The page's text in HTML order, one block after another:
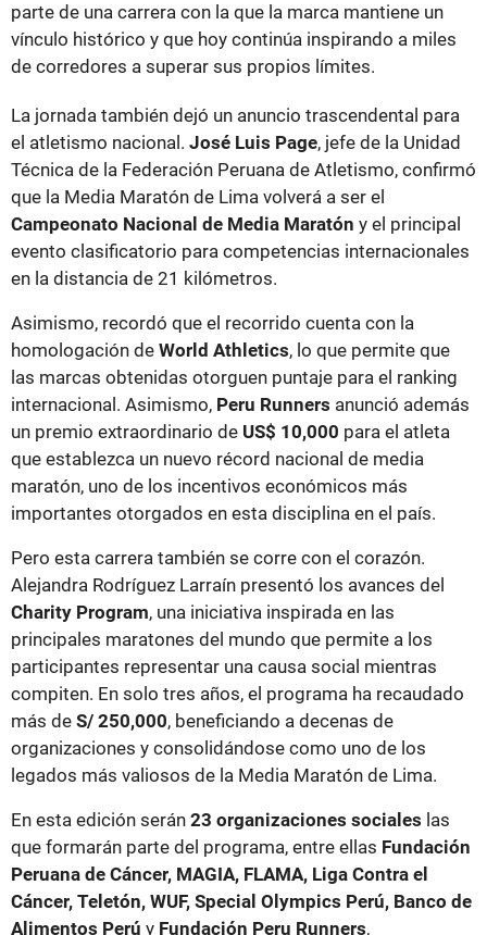
parte de una carrera con la que la marca mantiene un
vínculo histórico y que hoy continúa inspirando a miles
de corredores a superar sus propios límites.
La jornada también dejó un anuncio trascendental para
el atletismo nacional. José Luis Page, jefe de la Unidad
Técnica de la Federación Peruana de Atletismo, confirmó
que la Media Maratón de Lima volverá a ser el
Campeonato Nacional de Media Maratón y el principal
evento clasificatorio para competencias internacionales
en la distancia de 21 kilómetros.
Asimismo, recordó que el recorrido cuenta con la
homologación de World Athletics, lo que permite que
las marcas obtenidas otorguen puntaje para el ranking
internacional. Asimismo, Peru Runners anunció además
un premio extraordinario de US$ 10,000 para el atleta
que establezca un nuevo récord nacional de media
maratón, uno de los incentivos económicos más
importantes otorgados en esta disciplina en el país.
Pero esta carrera también se corre con el corazón.
Alejandra Rodríguez Larraín presentó los avances del
Charity Program, una iniciativa inspirada en las
principales maratones del mundo que permite a los
participantes representar una causa social mientras
compiten. En solo tres años, el programa ha recaudado
más de S/ 250,000, beneficiando a decenas de
organizaciones y consolidándose como uno de los
legados más valiosos de la Media Maratón de Lima.
En esta edición serán 23 organizaciones sociales las
que formarán parte del programa, entre ellas Fundación
Peruana de Cáncer, MAGIA, FLAMA, Liga Contra el
Cáncer, Teletón, WUF, Special Olympics Perú, Banco de
Alimentos Perú y Fundación Peru Runners,